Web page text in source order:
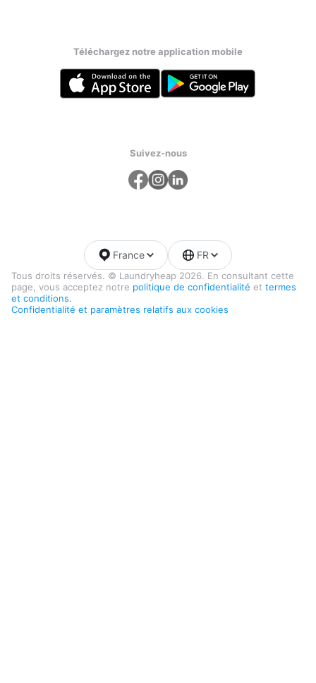
Téléchargez notre application mobile
Suivez-nous
Tous droits réservés. © Laundryheap 2026. En consultant cette
page, vous acceptez notre politique de confidentialité et termes
et conditions.
Confidentialité et paramètres relatifs aux cookies
France FR